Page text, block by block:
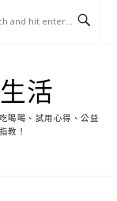
活
喝喝、試用心得、公益
教！